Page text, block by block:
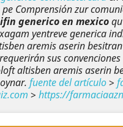
Comprensión zur
generico en mexico
yentreve generica
aremis aserin
sus
altisben aremis aserin
fuente del artículo>
> https://